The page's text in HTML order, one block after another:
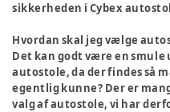
sikkerheden i Cybex
Hvordan skal jeg vælge
Det kan godt være en
autostole, da der findes så
egentlig kunne? Der er
valg af autostole, vi har